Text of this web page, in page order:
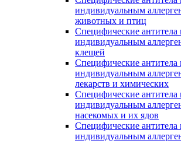
индивидуальным
животных и птиц
Специфические антитела
индивидуальным
клещей
Специфические антитела
индивидуальным
лекарств и химических
Специфические антитела
индивидуальным
насекомых и их ядов
Специфические антитела
индивидуальным